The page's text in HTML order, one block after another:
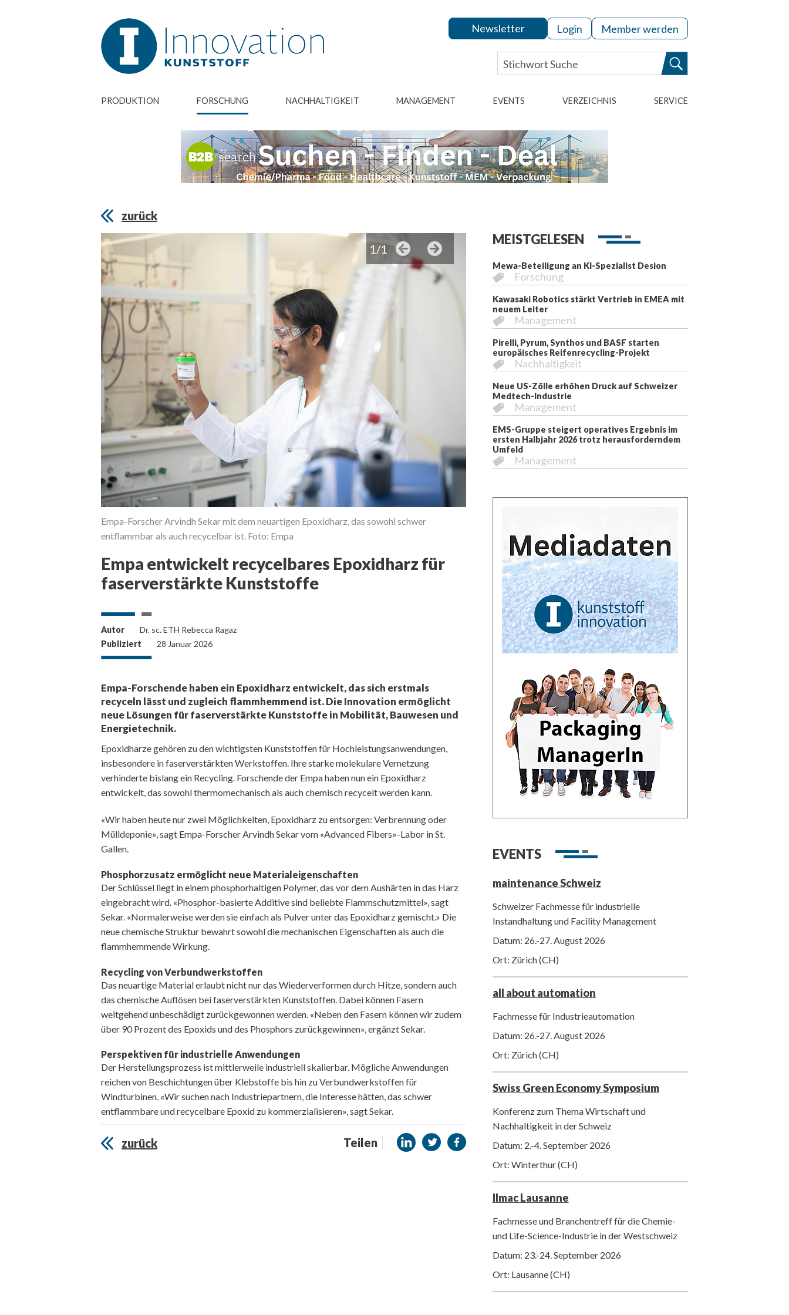
Newsletter Login Member werden
PRODUKTION FORSCHUNG NACHHALTIGKEIT MANAGEMENT EVENTS VERZEICHNIS SERVICE
zurück
Empa-Forscher Arvindh Sekar mit dem neuartigen Epoxidharz, das sowohl schwer
entflammbar als auch recycelbar ist. Foto: Empa
1/1
Empa entwickelt recycelbares Epoxidharz für
faserverstärkte Kunststoffe
Autor
Dr. sc. ETH Rebecca Ragaz
Publiziert
28 Januar 2026
Empa-Forschende haben ein Epoxidharz entwickelt, das sich erstmals
recyceln lässt und zugleich flammhemmend ist. Die Innovation ermöglicht
neue Lösungen für faserverstärkte Kunststoffe in Mobilität, Bauwesen und
Energietechnik.
Epoxidharze gehören zu den wichtigsten Kunststoffen für Hochleistungsanwendungen,
insbesondere in faserverstärkten Werkstoffen. Ihre starke molekulare Vernetzung
verhinderte bislang ein Recycling. Forschende der Empa haben nun ein Epoxidharz
entwickelt, das sowohl thermomechanisch als auch chemisch recycelt werden kann.
«Wir haben heute nur zwei Möglichkeiten, Epoxidharz zu entsorgen: Verbrennung oder
Mülldeponie», sagt Empa-Forscher Arvindh Sekar vom «Advanced Fibers»-Labor in St.
Gallen.
Phosphorzusatz ermöglicht neue Materialeigenschaften
Der Schlüssel liegt in einem phosphorhaltigen Polymer, das vor dem Aushärten in das Harz
eingebracht wird. «Phosphor-basierte Additive sind beliebte Flammschutzmittel», sagt
Sekar. «Normalerweise werden sie einfach als Pulver unter das Epoxidharz gemischt.» Die
neue chemische Struktur bewahrt sowohl die mechanischen Eigenschaften als auch die
flammhemmende Wirkung.
Recycling von Verbundwerkstoffen
Das neuartige Material erlaubt nicht nur das Wiederverformen durch Hitze, sondern auch
das chemische Auflösen bei faserverstärkten Kunststoffen. Dabei können Fasern
weitgehend unbeschädigt zurückgewonnen werden. «Neben den Fasern können wir zudem
über 90 Prozent des Epoxids und des Phosphors zurückgewinnen», ergänzt Sekar.
Perspektiven für industrielle Anwendungen
Der Herstellungsprozess ist mittlerweile industriell skalierbar. Mögliche Anwendungen
reichen von Beschichtungen über Klebstoffe bis hin zu Verbundwerkstoffen für
Windturbinen. «Wir suchen nach Industriepartnern, die Interesse hätten, das schwer
entflammbare und recycelbare Epoxid zu kommerzialisieren», sagt Sekar.
zurück Teilen
MEISTGELESEN
Mewa-Beteiligung an KI-Spezialist Desion
Forschung
Kawasaki Robotics stärkt Vertrieb in EMEA mit
neuem Leiter
Management
Pirelli, Pyrum, Synthos und BASF starten
europäisches Reifenrecycling-Projekt
Nachhaltigkeit
Neue US-Zölle erhöhen Druck auf Schweizer
Medtech-Industrie
Management
EMS-Gruppe steigert operatives Ergebnis im
ersten Halbjahr 2026 trotz herausforderndem
Umfeld
Management
EVENTS
maintenance Schweiz
Schweizer Fachmesse für industrielle
Instandhaltung und Facility Management
Datum: 26.-27. August 2026
Ort: Zürich (CH)
all about automation
Fachmesse für Industrieautomation
Datum: 26.-27. August 2026
Ort: Zürich (CH)
Swiss Green Economy Symposium
Konferenz zum Thema Wirtschaft und
Nachhaltigkeit in der Schweiz
Datum: 2.-4. September 2026
Ort: Winterthur (CH)
Ilmac Lausanne
Fachmesse und Branchentreff für die Chemie-
und Life-Science-Industrie in der Westschweiz
Datum: 23.-24. September 2026
Ort: Lausanne (CH)